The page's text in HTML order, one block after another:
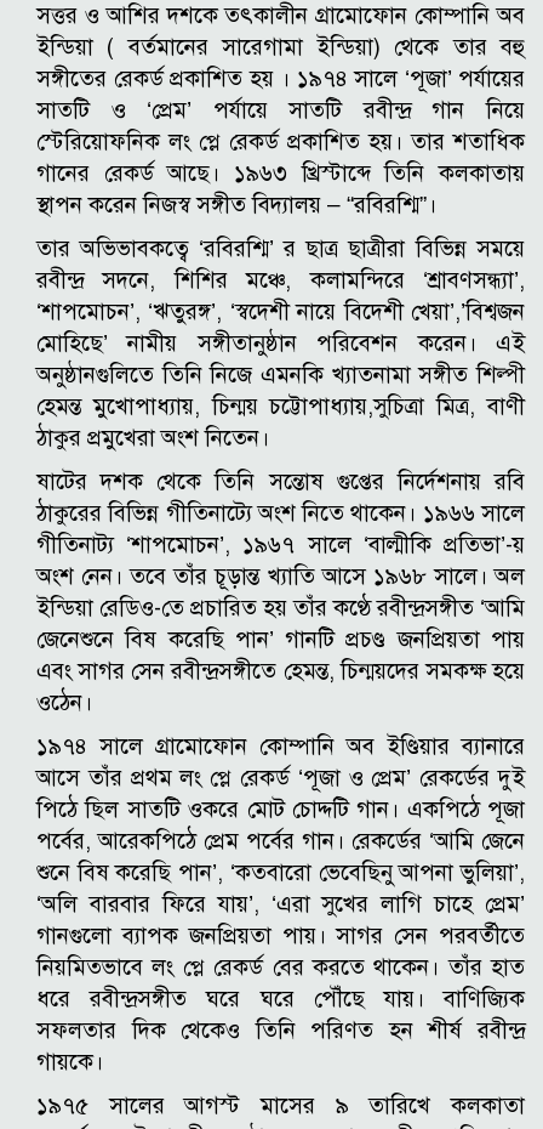
সত্তর ও আশির দশকে তৎকালীন গ্রামোফোন কোম্পানি অব
ইন্ডিয়া ( বর্তমানের সারেগামা ইন্ডিয়া) থেকে তার বহু
সঙ্গীতের রেকর্ড প্রকাশিত হয় । ১৯৭৪ সালে ‘পূজা’ পর্যায়ের
সাতটি ও ‘প্রেম’ পর্যায়ে সাতটি রবীন্দ্র গান নিয়ে
স্টেরিয়োফনিক লং প্লে রেকর্ড প্রকাশিত হয়। তার শতাধিক
গানের রেকর্ড আছে। ১৯৬৩ খ্রিস্টাব্দে তিনি কলকাতায়
স্থাপন করেন নিজস্ব সঙ্গীত বিদ্যালয় – “রবিরশ্মি”।
তার অভিভাবকত্বে ‘রবিরশ্মি’ র ছাত্র ছাত্রীরা বিভিন্ন সময়ে
রবীন্দ্র সদনে, শিশির মঞ্চে, কলামন্দিরে ‘শ্রাবণসন্ধ্যা’,
‘শাপমোচন’, ‘ঋতুরঙ্গ’, ‘স্বদেশী নায়ে বিদেশী খেয়া’,’বিশ্বজন
মোহিছে’ নামীয় সঙ্গীতানুষ্ঠান পরিবেশন করেন। এই
অনুষ্ঠানগুলিতে তিনি নিজে এমনকি খ্যাতনামা সঙ্গীত শিল্পী
হেমন্ত মুখোপাধ্যায়, চিন্ময় চট্টোপাধ্যায়,সুচিত্রা মিত্র, বাণী
ঠাকুর প্রমুখেরা অংশ নিতেন।
ষাটের দশক থেকে তিনি সন্তোষ গুপ্তের নির্দেশনায় রবি
ঠাকুরের বিভিন্ন গীতিনাট্যে অংশ নিতে থাকেন। ১৯৬৬ সালে
গীতিনাট্য ‘শাপমোচন’, ১৯৬৭ সালে ‘বাল্মীকি প্রতিভা’-য়
অংশ নেন। তবে তাঁর চূড়ান্ত খ্যাতি আসে ১৯৬৮ সালে। অল
ইন্ডিয়া রেডিও-তে প্রচারিত হয় তাঁর কণ্ঠে রবীন্দ্রসঙ্গীত ‘আমি
জেনেশুনে বিষ করেছি পান’ গানটি প্রচণ্ড জনপ্রিয়তা পায়
এবং সাগর সেন রবীন্দ্রসঙ্গীতে হেমন্ত, চিন্ময়দের সমকক্ষ হয়ে
ওঠেন।
১৯৭৪ সালে গ্রামোফোন কোম্পানি অব ইণ্ডিয়ার ব্যানারে
আসে তাঁর প্রথম লং প্লে রেকর্ড ‘পূজা ও প্রেম’ রেকর্ডের দুই
পিঠে ছিল সাতটি ওকরে মোট চোদ্দটি গান। একপিঠে পূজা
পর্বের, আরেকপিঠে প্রেম পর্বের গান। রেকর্ডের ‘আমি জেনে
শুনে বিষ করেছি পান’, ‘কতবারো ভেবেছিনু আপনা ভুলিয়া’,
‘অলি বারবার ফিরে যায়’, ‘এরা সুখের লাগি চাহে প্রেম’
গানগুলো ব্যাপক জনপ্রিয়তা পায়। সাগর সেন পরবর্তীতে
নিয়মিতভাবে লং প্লে রেকর্ড বের করতে থাকেন। তাঁর হাত
ধরে রবীন্দ্রসঙ্গীত ঘরে ঘরে পৌঁছে যায়। বাণিজ্যিক
সফলতার দিক থেকেও তিনি পরিণত হন শীর্ষ রবীন্দ্র
গায়কে।
১৯৭৫ সালের আগস্ট মাসের ৯ তারিখে কলকাতা